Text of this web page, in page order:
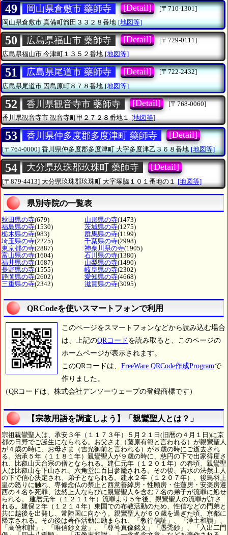
49 岡山県倉敷市 藥師寺 [Detail]
[〒710-1301]
岡山県倉敷市真備町箭田３３２８番地 [地図等]
50 広島県福山市 藥師寺 [Detail]
[〒729-0111]
広島県福山市今津町１３５２番地 [地図等]
51 広島県尾道市 藥師寺 [Detail]
[〒722-2432]
広島県尾道市因島原町８７８番地 [地図等]
52 香川県観音寺市 藥師寺 [Detail]
[〒768-0060]
香川県観音寺市観音寺町甲２７２８番地１ [地図等]
53 香川県仲多度郡多度津町 藥師寺 [Detail]
[〒764-0000] 香川県仲多度郡多度津町大字多度津乙３６８番地 [地図等]
54 大分県玖珠郡玖珠町 藥師寺 [Detail]
[〒879-4413] 大分県玖珠郡玖珠町 大字塚脇１０１番地の１ [地図等]
県別寺院の一覧表
秋田県の寺(679) 山形県の寺(1473)
福島県の寺(1530) 茨城県の寺(1275)
栃木県の寺(983) 群馬県の寺(1199)
埼玉県の寺(2225) 千葉県の寺(2998)
東京都の寺(2887) 神奈川県の寺(1905)
富山県の寺(1604) 石川県の寺(1380)
福井県の寺(1687) 山梨県の寺(1490)
長野県の寺(1555) 岐阜県の寺(2302)
静岡県の寺(2602) 愛知県の寺(4668)
三重県の寺(2342) 滋賀県の寺(3095)
QRCodeを使いスマートフォンで利用
このページをスマートフォンなどから読み込む場合
は、上記のQRコード を読み取ると、このページの
ホームページが表示されます。
このQRコードは、 FreeWare QRCode作成Programで
作りました。
（QRコードは、株式会社デンソーウェーブの登録商標です）
【宗教用語を調査しよう】「親鸞聖人とは？」
宗祖親鸞聖人は、承安３年（１１７３年）５月２１日(旧暦の４月１日)に京
都の日野でご誕生になられる。お父さま（藤原有範と言われる）が親鸞聖人
が４歳の時に、お母さま（吉光御前と言われる）が８歳の時にご逝去され
る。治承５年（１１８１年）親鸞聖人が９歳の時に、慈円の下で出家得度さ
れ、比叡山天台宗の僧となられる。建仁元年（１２０１年）の春頃、親鸞聖
人は比叡山を下山され、六角堂に百日参籠される。その後、吉水の法然上人
の下で信心決定され、弟子となられる。建永２年（１２０７年）、後鳥羽上
皇の怒りに触れ、専修念仏の禁止と西意善綽房・性願房・住蓮房・安楽房遵
西の４名を死罪、法然上人ならびに親鸞聖人を含む７名の弟子が流罪に処せ
られる。 建暦元年（１２１１年）流罪より５年後、親鸞聖人の流罪が許さ
れる。建保２年（１２１４年）東国での布教活動のため、性信などの門弟と
共に越後を出発し、常陸国に向かう。親鸞聖人が６０歳を過ぎた頃、京都に
帰京される。その後は著作活動に励まられ、「教行信証」、「浄土和讃」、
「高僧和讃」、「唯信鈔文意」、「尊号真像銘文」「愚禿鈔」、「入出二門